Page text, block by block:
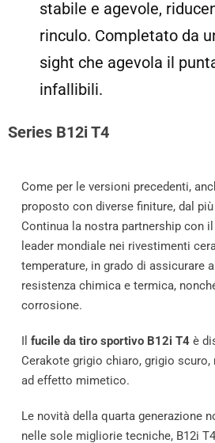
stabile e agevole,
rinculo. Completato da
sight che agevola il
infallibili.
Series B12i T4
Come per le versioni precedenti,
proposto con diverse finiture, dal
Continua la nostra partnership con
leader mondiale nei rivestimenti
temperature, in grado di assicurare
resistenza chimica e termica,
corrosione.
Il fucile da tiro sportivo B12i T4è
Cerakote grigio chiaro, grigio
ad effetto mimetico.
Le novità della quarta generazione
nelle sole migliorie tecniche, B12i